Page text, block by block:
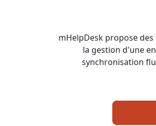
mHelpDesk propose
la gestion d'une
synchronisation